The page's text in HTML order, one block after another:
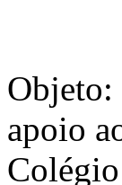
Objeto:
apoio